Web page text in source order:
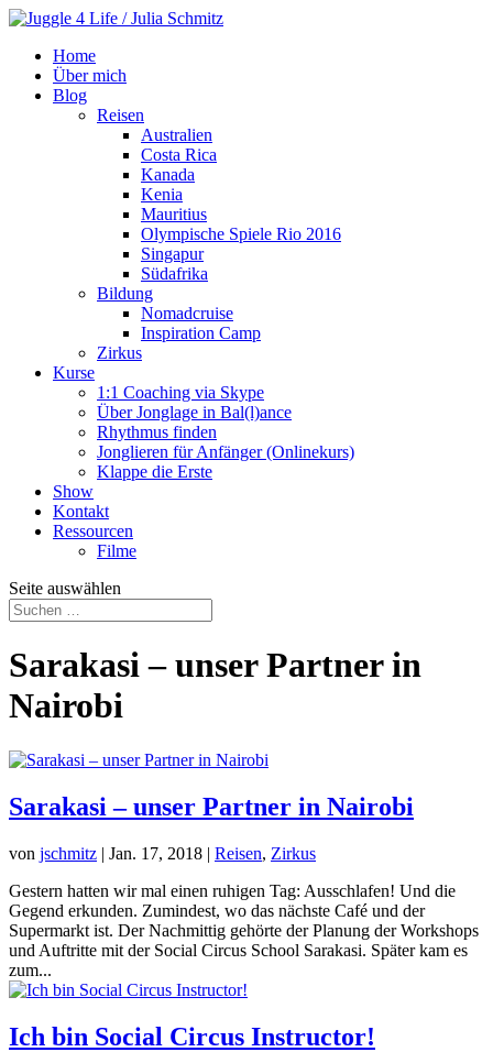
Home
Über mich
Blog
Reisen
Australien
Costa Rica
Kanada
Kenia
Mauritius
Olympische Spiele Rio 2016
Singapur
Südafrika
Bildung
Nomadcruise
Inspiration Camp
Zirkus
Kurse
1:1 Coaching via Skype
Über Jonglage in Bal(l)ance
Rhythmus finden
Jonglieren für Anfänger (Onlinekurs)
Klappe die Erste
Show
Kontakt
Ressourcen
Filme
Seite auswählen
Sarakasi – unser Partner in
Nairobi
Sarakasi – unser Partner in Nairobi
von jschmitz | Jan. 17, 2018 | Reisen, Zirkus
Gestern hatten wir mal einen ruhigen Tag: Ausschlafen! Und die
Gegend erkunden. Zumindest, wo das nächste Café und der
Supermarkt ist. Der Nachmittig gehörte der Planung der Workshops
und Auftritte mit der Social Circus School Sarakasi. Später kam es
zum...
Ich bin Social Circus Instructor!